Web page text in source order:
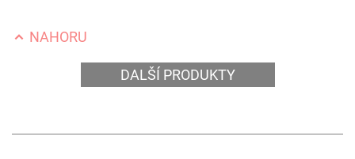
NAHORU
DALŠÍ PRODUKTY